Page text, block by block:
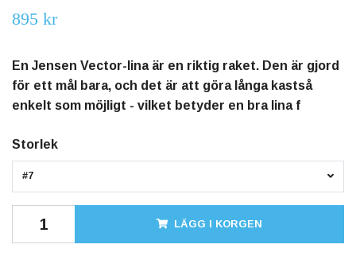
895 kr
En Jensen Vector-lina är en riktig raket. Den är gjord
för ett mål bara, och det är att göra långa kastså
enkelt som möjligt - vilket betyder en bra lina f
Storlek
#7
LÄGG I KORGEN